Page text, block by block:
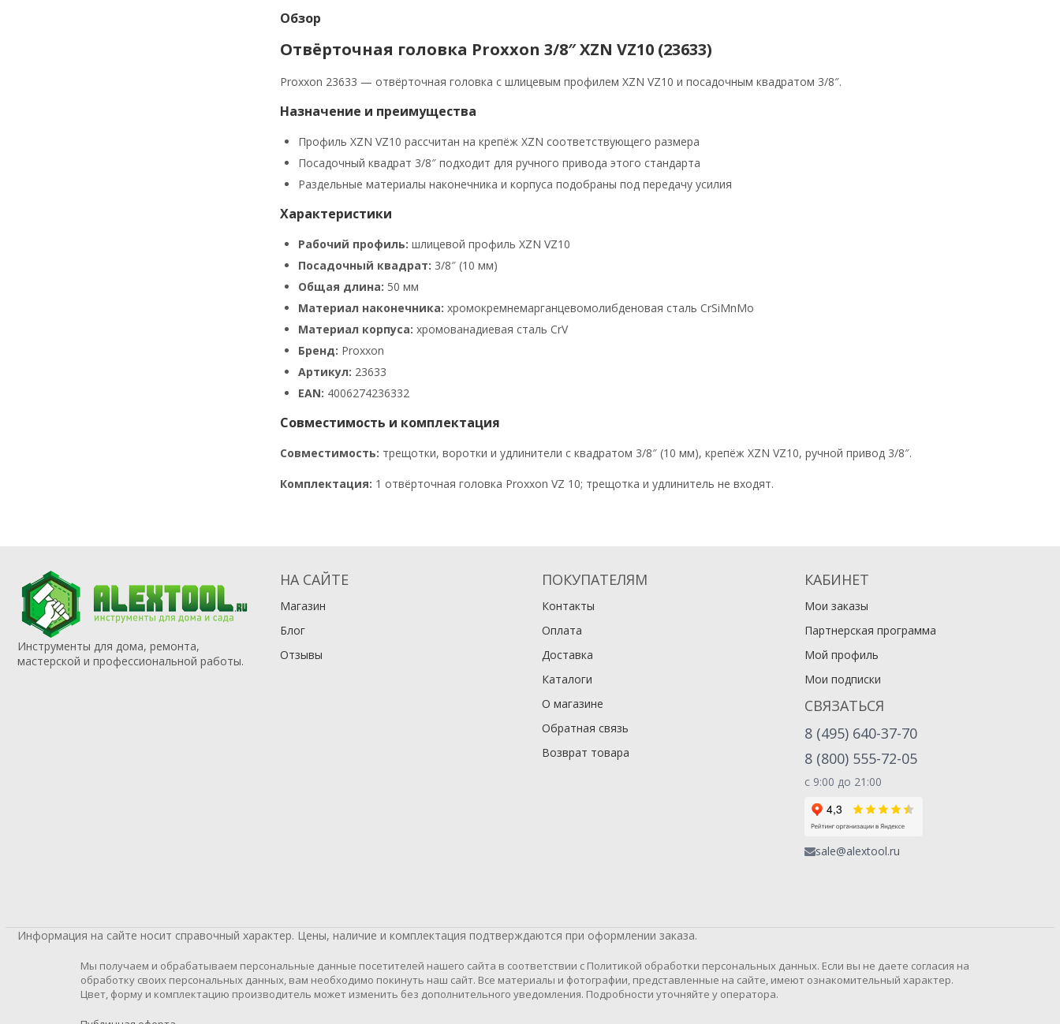
Обзор
Отвёрточная головка Proxxon 3/8″ XZN VZ10 (23633)
Proxxon 23633 — отвёрточная головка с шлицевым профилем XZN VZ10 и посадочным квадратом 3/8″.
Назначение и преимущества
Профиль XZN VZ10 рассчитан на крепёж XZN соответствующего размера
Посадочный квадрат 3/8″ подходит для ручного привода этого стандарта
Раздельные материалы наконечника и корпуса подобраны под передачу усилия
Характеристики
Рабочий профиль: шлицевой профиль XZN VZ10
Посадочный квадрат: 3/8″ (10 мм)
Общая длина: 50 мм
Материал наконечника: хромокремнемарганцевомолибденовая сталь CrSiMnMo
Материал корпуса: хромованадиевая сталь CrV
Бренд: Proxxon
Артикул: 23633
EAN: 4006274236332
Совместимость и комплектация
Совместимость: трещотки, воротки и удлинители с квадратом 3/8″ (10 мм), крепёж XZN VZ10, ручной привод 3/8″.
Комплектация: 1 отвёрточная головка Proxxon VZ 10; трещотка и удлинитель не входят.
Инструменты для дома, ремонта,
мастерской и профессиональной работы.
НА САЙТЕ
Магазин
Блог
Отзывы
ПОКУПАТЕЛЯМ
Контакты
Оплата
Доставка
Каталоги
О магазине
Обратная связь
Возврат товара
КАБИНЕТ
Мои заказы
Партнерская программа
Мой профиль
Мои подписки
СВЯЗАТЬСЯ
8 (495) 640-37-70
8 (800) 555-72-05
с 9:00 до 21:00
sale@alextool.ru
Информация на сайте носит справочный характер. Цены, наличие и комплектация подтверждаются при оформлении заказа.
Мы получаем и обрабатываем персональные данные посетителей нашего сайта в соответствии с Политикой обработки персональных данных. Если вы не даете согласия на
обработку своих персональных данных, вам необходимо покинуть наш сайт. Все материалы и фотографии, представленные на сайте, имеют ознакомительный характер.
Цвет, форму и комплектацию производитель может изменить без дополнительного уведомления. Подробности уточняйте у оператора.